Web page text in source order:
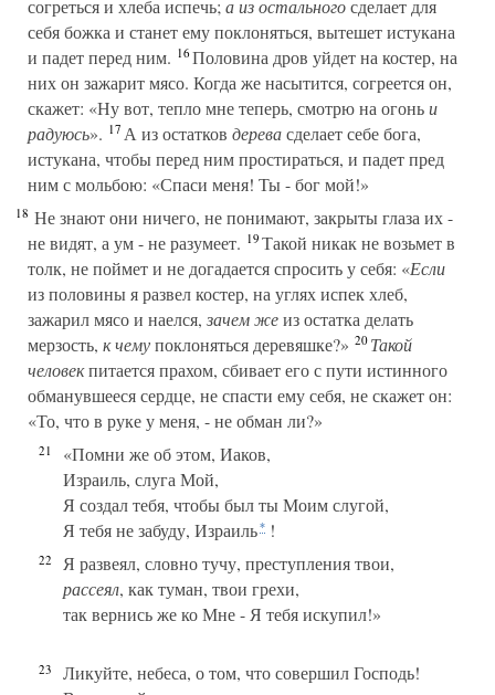
согреться и хлеба испечь; а из остальногосделает для
себя божка и станет ему поклоняться, вытешет истукана
и падет перед ним. 16Половина дров уйдет на костер, на
них он зажарит мясо. Когда же насытится, согреется он,
скажет: «Ну вот, тепло мне теперь, смотрю на огоньи
радуюсь». 17А из остатков деревасделает себе бога,
истукана, чтобы перед ним простираться, и падет пред
ним с мольбою: «Спаси меня! Ты - бог мой!»
18 Не знают они ничего, не понимают, закрыты глаза их -
не видят, а ум - не разумеет. 19Такой никак не возьмет в
толк, не поймет и не догадается спросить у себя: «Если
из половины я развел костер, на углях испек хлеб,
зажарил мясо и наелся, зачем жеиз остатка делать
мерзость, к чемупоклоняться деревяшке?» 20 Такой
человекпитается прахом, сбивает его с пути истинного
обманувшееся сердце, не спасти ему себя, не скажет он:
«То, что в руке у меня, - не обман ли?»
21
«Помни же об этом, Иаков,
Израиль, слуга Мой,
Я создал тебя, чтобы был ты Моим слугой,
Я тебя не забуду, Израиль* !
22
Я развеял, словно тучу, преступления твои,
рассеял, как туман, твои грехи,
так вернись же ко Мне - Я тебя искупил!»
23
Ликуйте, небеса, о том, что совершил Господь!